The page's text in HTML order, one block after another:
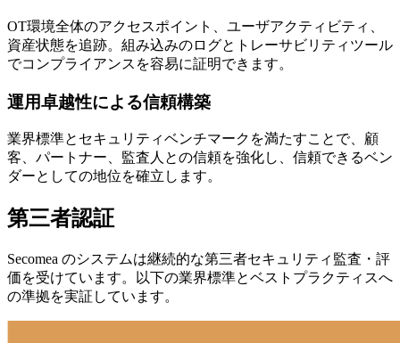
OT環境全体のアクセスポイント、ユーザアクティビティ、
資産状態を追跡。組み込みのログとトレーサビリティツール
でコンプライアンスを容易に証明できます。
運用卓越性による信頼構築
業界標準とセキュリティベンチマークを満たすことで、顧
客、パートナー、監査人との信頼を強化し、信頼できるベン
ダーとしての地位を確立します。
第三者認証
Secomea のシステムは継続的な第三者セキュリティ監査・評
価を受けています。以下の業界標準とベストプラクティスへ
の準拠を実証しています。